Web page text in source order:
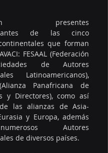
presentes
de las cinco
que forman
FESAAL (Federación
de Autores
Latinoamericanos),
Panafricana de
y Directores), como así
las alianzas de Asia-
y Europa, además
Autores
de diversos países.